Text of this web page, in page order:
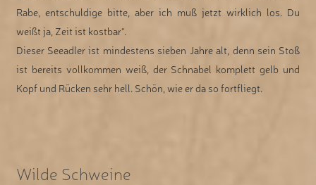
Rabe, entschuldige bitte, aber ich muß jetzt wirklich los. Du
weißt ja, Zeit ist kostbar“.
Dieser Seeadler ist mindestens sieben Jahre alt, denn sein Stoß
ist bereits vollkommen weiß, der Schnabel komplett gelb und
Kopf und Rücken sehr hell. Schön, wie er da so fortfliegt.
Wilde Schweine